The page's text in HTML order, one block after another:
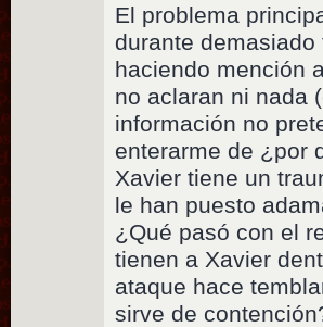
El problema
durante
haciendo mención
no aclaran ni nada
información no
enterarme de ¿por
Xavier tiene un
le han puesto
¿Qué pasó con el
tienen a Xavier
ataque hace
sirve de